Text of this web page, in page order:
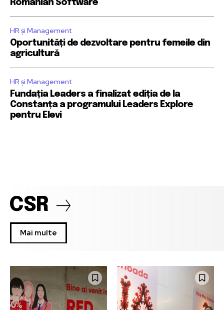
Romanian Software
HR și Management
Oportunități de dezvoltare pentru femeile din
agricultură
HR și Management
Fundația Leaders a finalizat ediția de la
Constanța a programului Leaders Explore
pentru Elevi
CSR
Mai multe